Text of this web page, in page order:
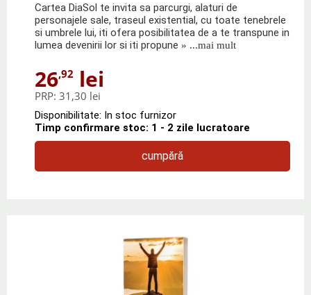
Cartea DiaSol te invita sa parcurgi, alaturi de
personajele sale, traseul existential, cu toate tenebrele
si umbrele lui, iti ofera posibilitatea de a te transpune in
lumea devenirii lor si iti propune » ...mai mult
26,92 lei
PRP: 31,30 lei
Disponibilitate: In stoc furnizor
Timp confirmare stoc: 1 - 2 zile lucratoare
cumpără